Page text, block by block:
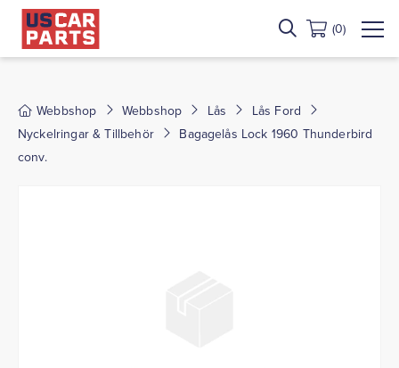
(0)
Webbshop Webbshop Lås
Lås Ford
Nyckelringar & Tillbehör
Bagagelås Lock 1960 Thunderbird
conv.